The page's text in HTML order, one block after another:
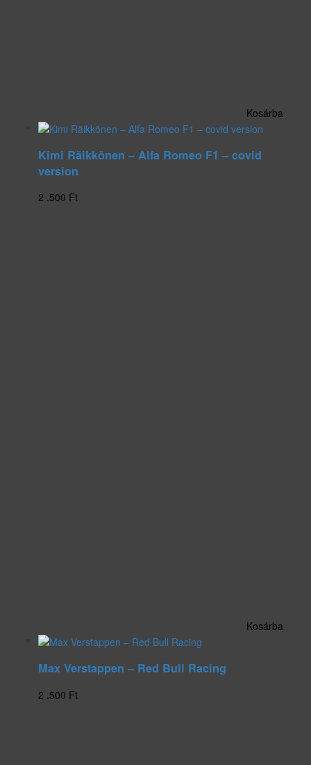
Kosárba
Kimi Räikkönen – Alfa Romeo F1 – covid
version
2 .500 Ft
Kosárba
Max Verstappen – Red Bull Racing
2 .500 Ft